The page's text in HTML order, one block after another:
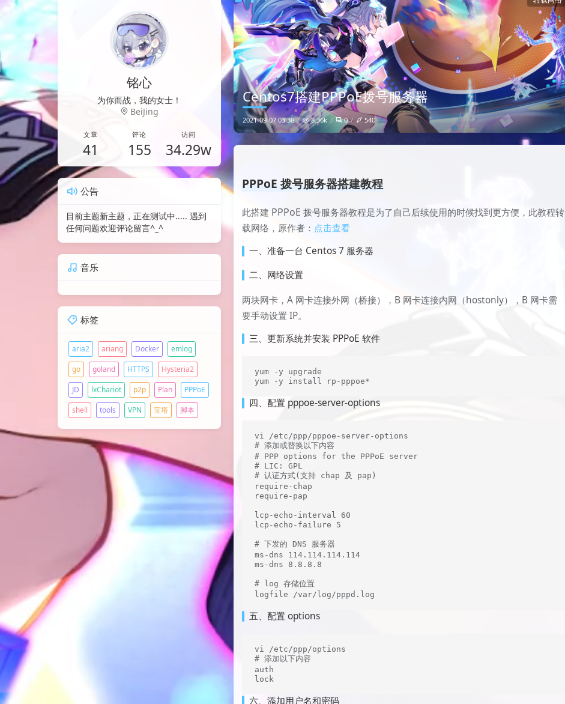
Centos7搭建PPPoE拨号服务器
2021-09-07 03:38 8.36k 0 540
PPPoE 拨号服务器搭建教程
此搭建 PPPoE 拨号服务器教程是为了自己后续使用的时候找到更方便，此教程转
载网络，原作者： 点击查看
一、准备一台 Centos 7 服务器
二、网络设置
两块网卡，A 网卡连接外网（桥接），B 网卡连接内网（hostonly），B 网卡需
要手动设置 IP。
三、更新系统并安装 PPPoE 软件
yum -y upgrade
yum -y install rp-pppoe*
四、配置 pppoe-server-options
vi /etc/ppp/pppoe-server-options
# 添加或替换以下内容
# PPP options for the PPPoE server
# LIC: GPL
# 认证方式(支持 chap 及 pap)
require-chap
require-pap
lcp-echo-interval 60
lcp-echo-failure 5
# 下发的 DNS 服务器
ms-dns 114.114.114.114
ms-dns 8.8.8.8
# log 存储位置
logfile /var/log/pppd.log
五、配置 options
vi /etc/ppp/options
# 添加以下内容
auth
lock
六、添加用户名和密码
铭心
尘归尘，EAg5
BeiJing
文章
41
评论
155
访问
34.29w
公告
目前主题新主题，正在测试中..... 遇到
任何问题欢迎评论留言^_^
音乐
标签
aria2 ariang Docker
emlog
go
goland HTTPS
Hysteria2
JD
lxChariot p2p Plan
PPPoE
shell
tools VPN 宝塔 脚本